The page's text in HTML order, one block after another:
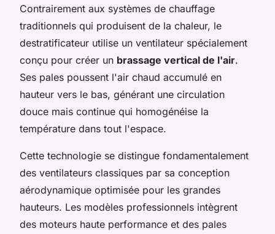
Contrairement aux systèmes de chauffage
traditionnels qui produisent de la chaleur, le
destratificateur utilise un ventilateur spécialement
conçu pour créer un brassage vertical de l'air.
Ses pales poussent l'air chaud accumulé en
hauteur vers le bas, générant une circulation
douce mais continue qui homogénéise la
température dans tout l'espace.
Cette technologie se distingue fondamentalement
des ventilateurs classiques par sa conception
aérodynamique optimisée pour les grandes
hauteurs. Les modèles professionnels intègrent
des moteurs haute performance et des pales